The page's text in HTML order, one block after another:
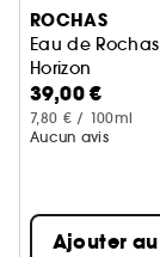
Ignorer le
ROCHAS
Eau de
Horizon
Lait parfumé
39,00 €
7,80 € / 100ml
Aucun avis
Ajouter